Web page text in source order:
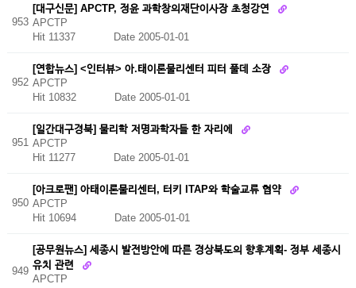
953
[대구신문] APCTP, 정윤 과학창의재단이사장 초청강연
APCTP
Hit 11337
Date 2005-01-01
952
[연합뉴스] <인터뷰> 아.태이론물리센터 피터 풀데 소장
APCTP
Hit 10832
Date 2005-01-01
951
[일간대구경북] 물리학 저명과학자들 한 자리에
APCTP
Hit 11277
Date 2005-01-01
950
[아크로팬] 아태이론물리센터, 터키 ITAP와 학술교류 협약
APCTP
Hit 10694
Date 2005-01-01
949
[공무원뉴스] 세종시 발전방안에 따른 경상북도의 향후계획- 정부 세종시
유치 관련
APCTP